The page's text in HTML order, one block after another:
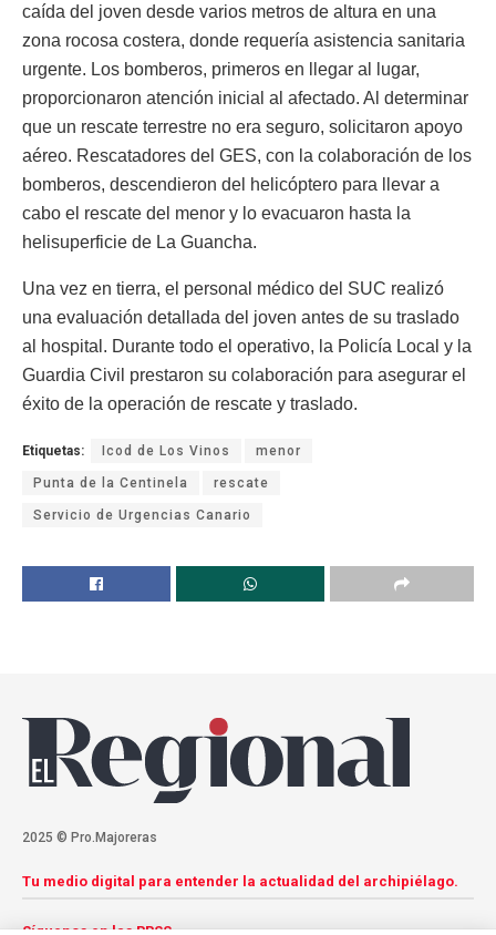
caída del joven desde varios metros de altura en una
zona rocosa costera, donde requería asistencia sanitaria
urgente. Los bomberos, primeros en llegar al lugar,
proporcionaron atención inicial al afectado. Al determinar
que un rescate terrestre no era seguro, solicitaron apoyo
aéreo. Rescatadores del GES, con la colaboración de los
bomberos, descendieron del helicóptero para llevar a
cabo el rescate del menor y lo evacuaron hasta la
helisuperficie de La Guancha.
Una vez en tierra, el personal médico del SUC realizó
una evaluación detallada del joven antes de su traslado
al hospital. Durante todo el operativo, la Policía Local y la
Guardia Civil prestaron su colaboración para asegurar el
éxito de la operación de rescate y traslado.
Etiquetas: Icod de Los Vinos menor
Punta de la Centinela rescate
Servicio de Urgencias Canario
2025 © Pro.Majoreras
Tu medio digital para entender la actualidad del archipiélago.
Síguenos en las RRSS